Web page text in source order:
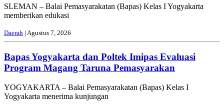
SLEMAN – Balai Pemasyarakatan (Bapas) Kelas I Yogyakarta
memberikan edukasi
Daerah | Agustus 7, 2026
Bapas Yogyakarta dan Poltek Imipas Evaluasi
Program Magang Taruna Pemasyarakan
YOGYAKARTA – Balai Pemasyarakatan (Bapas) Kelas I
Yogyakarta menerima kunjungan